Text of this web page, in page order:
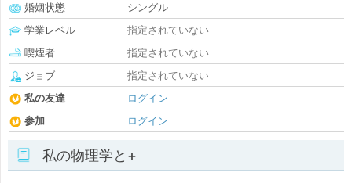
婚姻状態
シングル
学業レベル
指定されていない
喫煙者
指定されていない
ジョブ
指定されていない
私の友達
ログイン
参加
ログイン
私の物理学と+